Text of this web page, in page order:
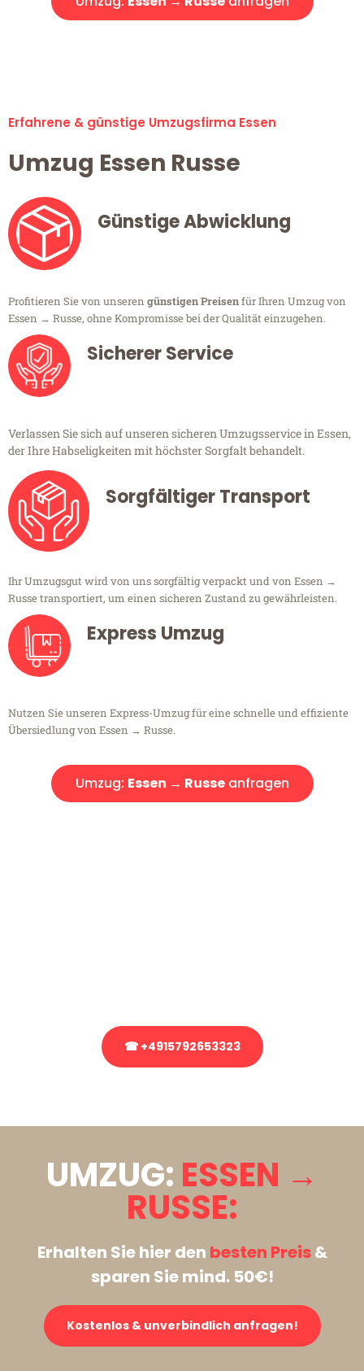
Erfahrene & günstige Umzugsfirma Essen
Umzug Essen Russe
Günstige Abwicklung
Profitieren Sie von unseren günstigen Preisenfür Ihren Umzug von
Essen → Russe, ohne Kompromisse bei der Qualität einzugehen.
Sicherer Service
Verlassen Sie sich auf unseren sicheren Umzugsservice in Essen,
der Ihre Habseligkeiten mit höchster Sorgfalt behandelt.
Sorgfältiger Transport
Ihr Umzugsgut wird von uns sorgfältig verpackt und von Essen →
Russe transportiert, um einen sicheren Zustand zu gewährleisten.
Express Umzug
Nutzen Sie unseren Express-Umzug für eine schnelle und effiziente
Übersiedlung von Essen → Russe.
Umzug: Essen → Russeanfragen
☎ +4915792653323
UMZUG: ESSEN →
RUSSE:
Erhalten Sie hier den besten Preis&
sparen Sie mind. 50€!
Kostenlos & unverbindlich anfragen!